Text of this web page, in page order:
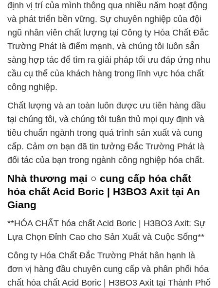
định vị trí của mình thông qua nhiều năm hoạt động
và phát triển bền vững. Sự chuyên nghiệp của đội
ngũ nhân viên chất lượng tại Công ty Hóa Chất Đắc
Trường Phát là điểm mạnh, và chúng tôi luôn sẵn
sàng hợp tác để tìm ra giải pháp tối ưu đáp ứng nhu
cầu cụ thể của khách hàng trong lĩnh vực hóa chất
công nghiệp.
Chất lượng và an toàn luôn được ưu tiên hàng đầu
tại chúng tôi, và chúng tôi tuân thủ mọi quy định và
tiêu chuẩn ngành trong quá trình sản xuất và cung
cấp. Cảm ơn bạn đã tin tưởng Đắc Trường Phát là
đối tác của bạn trong ngành công nghiệp hóa chất.
Nhà thương mại ○ cung cấp hóa chất
hóa chất Acid Boric | H3BO3 Axit tại An
Giang
**HÓA CHẤT hóa chất Acid Boric | H3BO3 Axit: Sự
Lựa Chọn Đỉnh Cao cho Sản Xuất và Cuộc Sống**
Công ty Hóa Chất Đắc Trường Phát hân hạnh là
đơn vị hàng đầu chuyên cung cấp và phân phối hóa
chất hóa chất Acid Boric | H3BO3 Axit tại Thành Phố